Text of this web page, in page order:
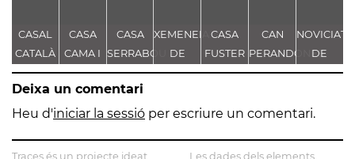
CASAL
CATALÀ
CASA
CAMA I
ESCURRA
CASA
SERRABOU
XEMENEIA
DE
L'ANTIGA
C.E.L.O.
CASA
FUSTER
CAN
PERANDONES
- CASA
FARJAS
NOVICIAT
DE
NOSTRA
DE LA
Deixa un comentari
Heu d'iniciar la sessió per escriure un comentari.
Traces és un projecte ideat Les dades dels elements